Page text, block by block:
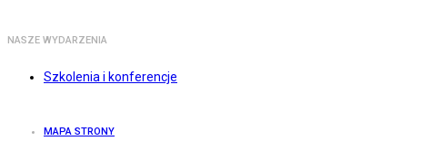
NASZE WYDARZENIA
Szkolenia i konferencje
MAPA STRONY